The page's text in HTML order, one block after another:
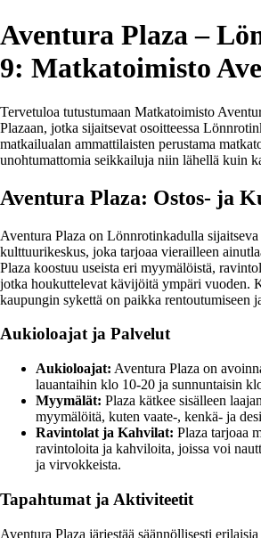
Aventura Plaza –
9: Matkatoimisto
Tervetuloa tutustumaan Matkatoimisto
Plazaan, jotka sijaitsevat osoitteessa
matkailualan ammattilaisten perustama
unohtumattomia seikkailuja niin lähellä kuin
Aventura Plaza: Ostos- ja
Aventura Plaza on Lönnrotinkadulla
kulttuurikeskus, joka tarjoaa vierailleen
Plaza koostuu useista eri myymälöistä,
jotka houkuttelevat kävijöitä ympäri vuoden.
kaupungin sykettä on paikka rentoutumiseen
Aukioloajat ja Palvelut
Aukioloajat: Aventura Plaza on
lauantaihin klo 10-20 ja sunnuntaisin
Myymälät: Plaza kätkee sisälleen
myymälöitä, kuten vaate-, kenkä- ja
Ravintolat ja Kahvilat: Plaza tarjoaa
ravintoloita ja kahviloita, joissa voi
ja virvokkeista.
Tapahtumat ja Aktiviteetit
Aventura Plaza järjestää säännöllisesti